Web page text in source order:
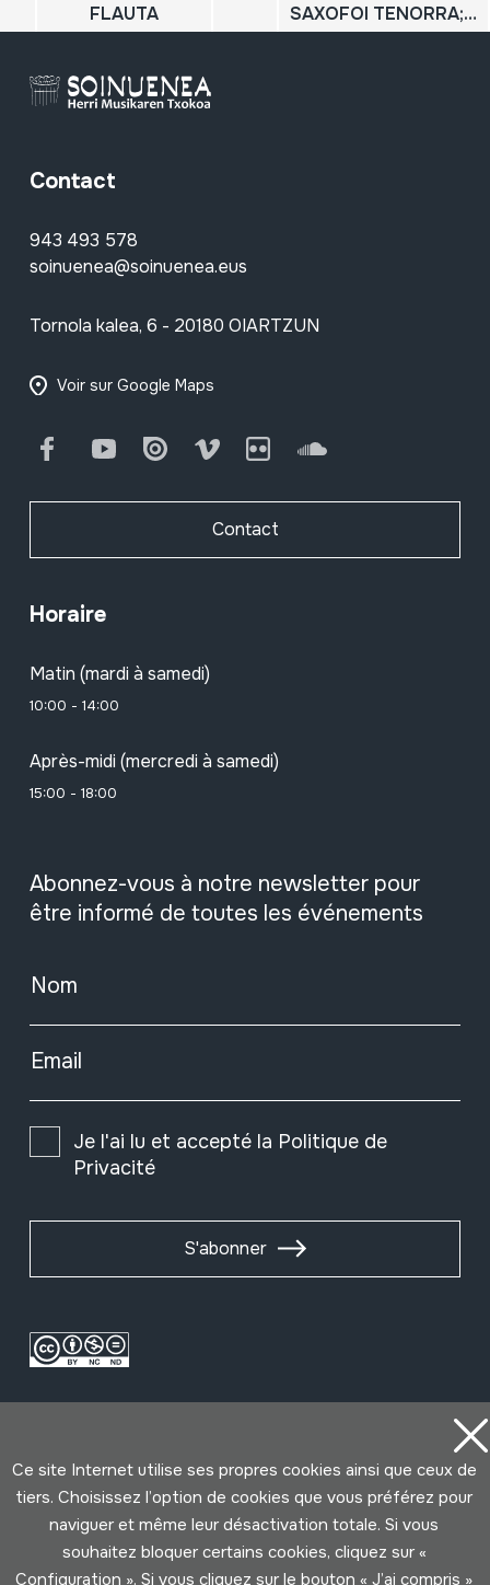
FLAUTA SAXOFOI TENORRA; SAXOFON TENOR
Contact
943 493 578
soinuenea@soinuenea.eus
Tornola kalea, 6 - 20180 OIARTZUN
Voir sur Google Maps
FacebookYoutube Issuu Vimeo Flickr SoundCloud
Contact
Horaire
Matin (mardi à samedi)
10:00 - 14:00
Après-midi (mercredi à samedi)
15:00 - 18:00
Abonnez-vous à notre newsletter pour
être informé de toutes les événements
Nom
Email
Je l'ai lu et accepté la Politique de
Privacité
S'abonner
Conditions d'Utilisation
Politique de Privacité
Cookies politique
Ce site Internet utilise ses propres cookies ainsi que ceux de
tiers. Choisissez l’option de cookies que vous préférez pour
naviguer et même leur désactivation totale. Si vous
souhaitez bloquer certains cookies, cliquez sur «
Configuration ». Si vous cliquez sur le bouton « J’ai compris »